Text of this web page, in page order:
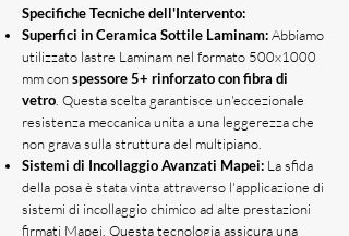
Specifiche Tecniche dell'Intervento:
Superfici in Ceramica Sottile Laminam:Abbiamo
utilizzato lastre Laminam nel formato 500x1000
mm conspessore 5+ rinforzato con fibra di
vetro . Questa scelta garantisce un'eccezionale
resistenza meccanica unita a una leggerezza che
non grava sulla struttura del multipiano.
Sistemi di Incollaggio Avanzati Mapei: La sfida
della posa è stata vinta attraverso l'applicazione di
sistemi di incollaggio chimico ad alte prestazioni
firmati Mapei. Questa tecnologia assicura una